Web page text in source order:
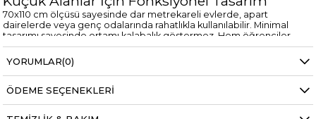
70x110 cm ölçüsü sayesinde dar metrekareli evlerde, apart
dairelerde veya genç odalarında rahatlıkla kullanılabilir. Minimal
tasarımı sayesinde ortamı kalabalık göstermez. Hem öğrenciler
hem de home office çalışanlar için ergonomik ve pratik bir çözüm
sunar.
Sağlamlık ve Estetik Bir Arada
Masif kayın ayaklar güçlü bir taşıma kapasitesi sunarken, MDF üzeri
doğal kayın kaplama yüzey hem estetik hem dayanıklıdır. Uzun
süreli kullanımda formunu korur ve kolay temizlenebilir yapısıyla
günlük hayatta konfor sağlar.
YORUMLAR(0)
ÖDEME SEÇENEKLERI